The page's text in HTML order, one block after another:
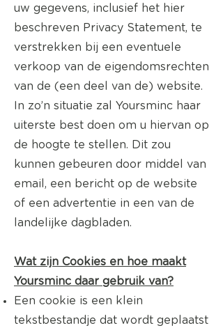
uw gegevens, inclusief het hier
beschreven Privacy Statement, te
verstrekken bij een eventuele
verkoop van de eigendomsrechten
van de (een deel van de) website.
In zo’n situatie zal Yoursminc haar
uiterste best doen om u hiervan op
de hoogte te stellen. Dit zou
kunnen gebeuren door middel van
email, een bericht op de website
of een advertentie in een van de
landelijke dagbladen.
Wat zijn Cookies en hoe maakt
Yoursminc daar gebruik van?
Een cookie is een klein
tekstbestandje dat wordt geplaatst